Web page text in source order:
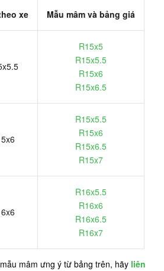
xe Mẫu mâm và bảng giá
R15x5
R15x5.5
R15x6
R15x6.5
R15x5.5
R15x6
R15x6.5
R15x7
R16x5.5
R16x6
R16x6.5
R16x7
mâm ưng ý từ bảng trên, hãy liên